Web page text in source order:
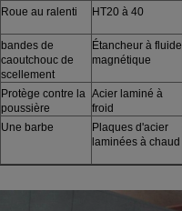
Roue au ralenti
HT20 à 40
bandes de
caoutchouc de
scellement
Étancheur à fluide
magnétique
Protège contre la
poussière
Acier laminé à
froid
Une barbe
Plaques d'acier
laminées à chaud